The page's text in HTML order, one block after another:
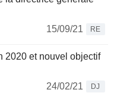
15/09/21
RE
2020 et nouvel objectif
24/02/21
DJ